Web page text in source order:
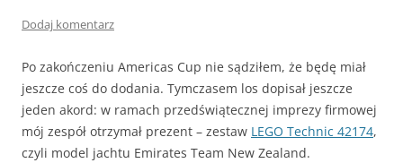
Dodaj komentarz
Po zakończeniu Americas Cup nie sądziłem, że będę miał
jeszcze coś do dodania. Tymczasem los dopisał jeszcze
jeden akord: w ramach przedświątecznej imprezy firmowej
mój zespół otrzymał prezent – zestaw LEGO Technic 42174,
czyli model jachtu Emirates Team New Zealand.